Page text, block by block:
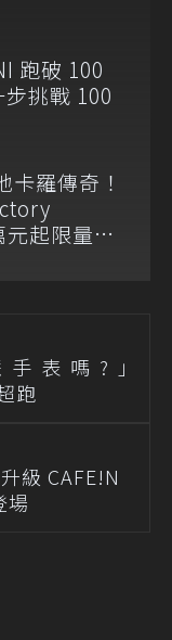
跑破 100
挑戰 100
卡羅傳奇！
起限量登
表嗎?」
跑
級 CAFE!N
場